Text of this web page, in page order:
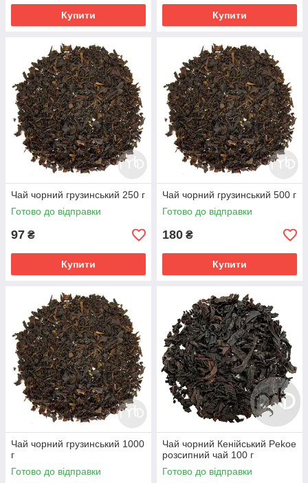
Купити Купити
Чай чорний грузинський 250 г
Готово до відправки
97 ₴
Купити
Чай чорний грузинський 500 г
Готово до відправки
180 ₴
Купити
Чай чорний грузинський 1000
г
Готово до відправки
Чай чорний Кенійський Pekoe
розсипний чай 100 г
Готово до відправки